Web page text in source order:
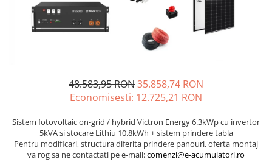
Sisteme de management (BMS)
Redresoare, incarcatoare si testere
48.583,95 RON35.858,74 RON
Economisesti: 12.725,21 RON
Sistem fotovoltaic on-grid / hybrid Victron Energy 6.3kWp cu invertor
5kVA si stocare Lithiu 10.8kWh + sistem prindere tabla
Pentru modificari, structura diferita prindere panouri, oferta montaj
va rog sa ne contactati pe e-mail:comenzi@e-acumulatori.ro